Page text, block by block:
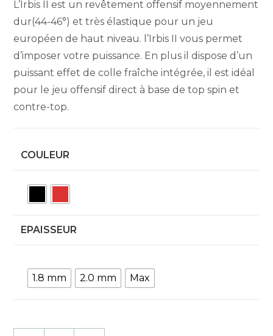
L’Irbis II est un revêtement offensif moyennement
dur(44-46°) et très élastique pour un jeu
européen de haut niveau. l’Irbis II vous permet
d’imposer votre puissance. En plus il dispose d’un
puissant effet de colle fraîche intégrée, il est idéal
pour le jeu offensif direct à base de top spin et
contre-top.
COULEUR
EPAISSEUR
1.8 mm 2.0 mm Max